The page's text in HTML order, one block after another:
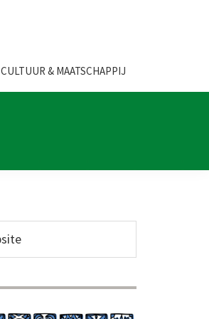
CULTUUR & MAATSCHAPPIJ